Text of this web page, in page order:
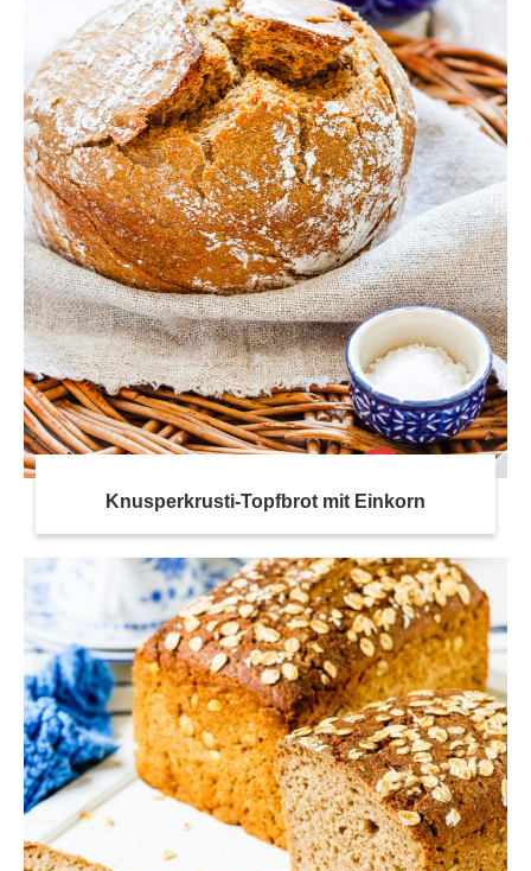
Knusperkrusti-Topfbrot mit Einkorn